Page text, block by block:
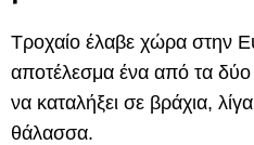
Τροχαίο έλαβε χώρα στην
αποτέλεσμα ένα από τα δύο
να καταλήξει σε βράχια,
θάλασσα.